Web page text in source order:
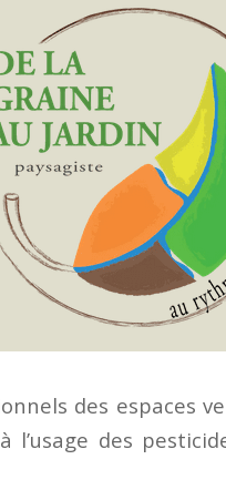
des espaces
l’usage des